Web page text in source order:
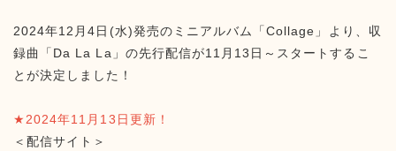
2024年12月4日(水)発売のミニアルバム「Collage」より、収
録曲「Da La La」の先行配信が11月13日～スタートするこ
とが決定しました！
★2024年11月13日更新！
＜配信サイト＞